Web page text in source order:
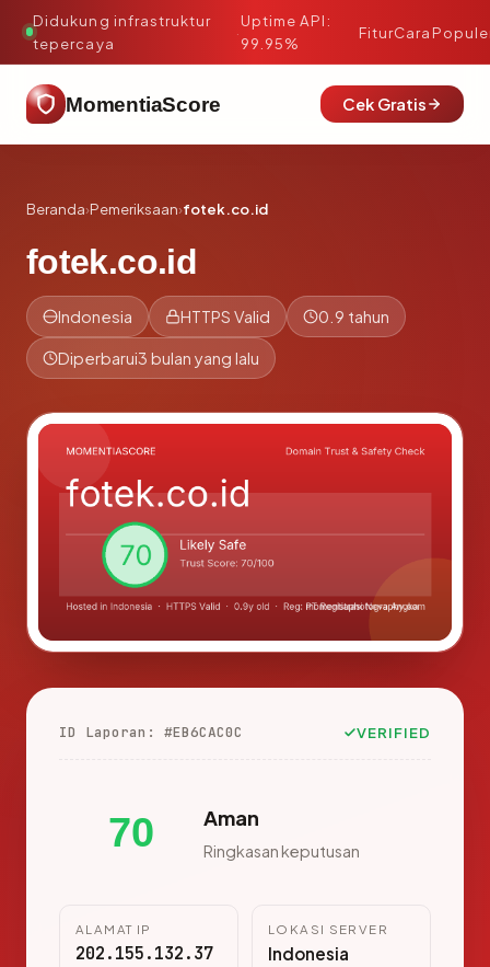
Didukung infrastruktur
tepercaya
·
Uptime API:
99.95%
FiturCara
MomentiaScore Cek Gratis
Beranda›Pemeriksaan›fotek.co.id
fotek.co.id
Indonesia HTTPS Valid 0.9 tahun
Diperbarui3 bulan yang lalu
ID Laporan: #EB6CAC0C VERIFIED
70 Aman
Ringkasan keputusan
ALAMAT IP
202.155.132.37
LOKASI SERVER
Indonesia